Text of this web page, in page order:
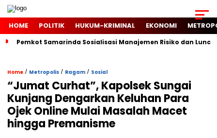
HOME POLITIK HUKUM-KRIMINAL EKONOMI
Pemkot Samarinda Sosialisasi Manajemen Risiko dan
Home / Metropolis / Ragam / Sosial
“Jumat Curhat”, Kapolsek Sungai
Kunjang Dengarkan Keluhan Para
Ojek Online Mulai Masalah Macet
hingga Premanisme